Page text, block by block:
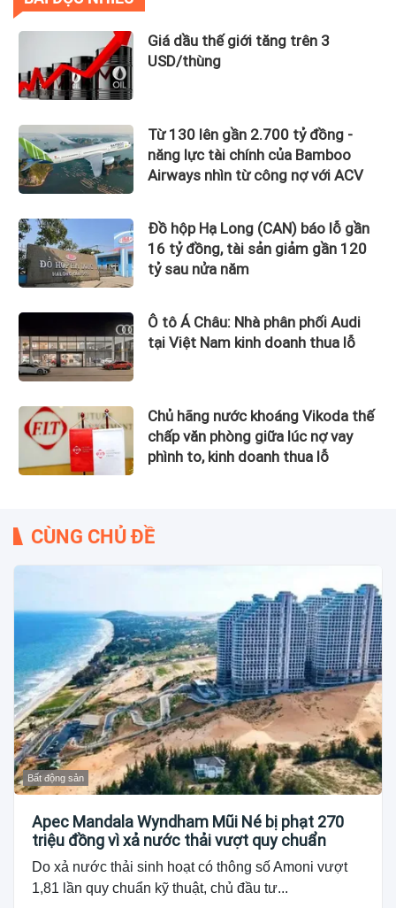
Giá dầu thế giới tăng trên 3
USD/thùng
Từ 130 lên gần 2.700 tỷ đồng -
năng lực tài chính của Bamboo
Airways nhìn từ công nợ với ACV
Đồ hộp Hạ Long (CAN) báo lỗ gần
16 tỷ đồng, tài sản giảm gần 120
tỷ sau nửa năm
Ô tô Á Châu: Nhà phân phối Audi
tại Việt Nam kinh doanh thua lỗ
Chủ hãng nước khoáng Vikoda thế
chấp văn phòng giữa lúc nợ vay
phình to, kinh doanh thua lỗ
CÙNG CHỦ ĐỀ
Bất động sản
Apec Mandala Wyndham Mũi Né bị phạt 270
triệu đồng vì xả nước thải vượt quy chuẩn
Do xả nước thải sinh hoạt có thông số Amoni vượt
1,81 lần quy chuẩn kỹ thuật, chủ đầu tư...